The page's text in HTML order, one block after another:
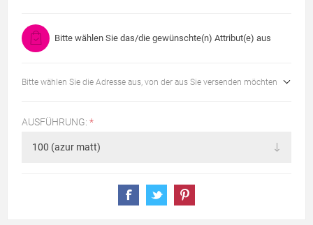
Bitte wählen Sie das/die gewünschte(n) Attribut(e) aus
Bitte wählen Sie die Adresse aus, von der aus Sie versenden möchten
AUSFÜHRUNG: *